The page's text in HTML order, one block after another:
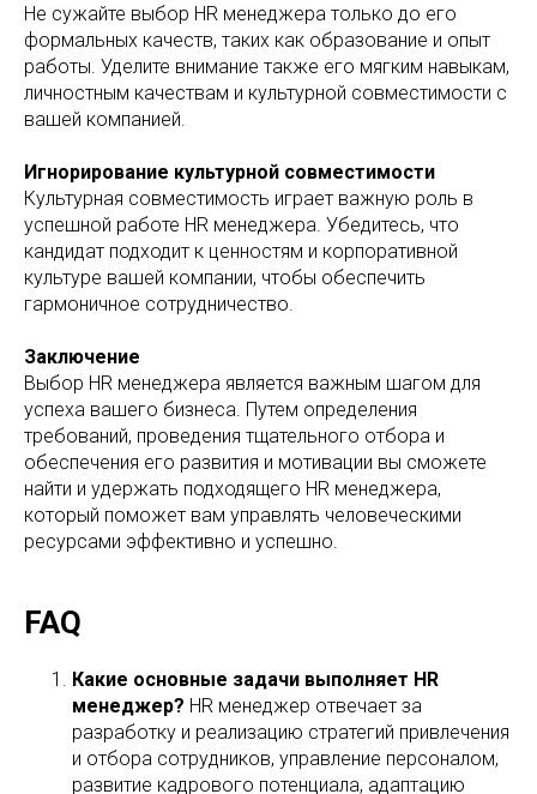
Не сужайте выбор HR менеджера только до его
формальных качеств, таких как образование и опыт
работы. Уделите внимание также его мягким навыкам,
личностным качествам и культурной совместимости с
вашей компанией.
Игнорирование культурной совместимости
Культурная совместимость играет важную роль в
успешной работе HR менеджера. Убедитесь, что
кандидат подходит к ценностям и корпоративной
культуре вашей компании, чтобы обеспечить
гармоничное сотрудничество.
Заключение
Выбор HR менеджера является важным шагом для
успеха вашего бизнеса. Путем определения
требований, проведения тщательного отбора и
обеспечения его развития и мотивации вы сможете
найти и удержать подходящего HR менеджера,
который поможет вам управлять человеческими
ресурсами эффективно и успешно.
FAQ
Какие основные задачи выполняет HR
менеджер? HR менеджер отвечает за
разработку и реализацию стратегий привлечения
и отбора сотрудников, управление персоналом,
развитие кадрового потенциала, адаптацию